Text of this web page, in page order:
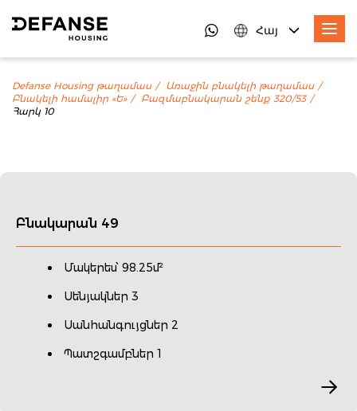
Հայ
Defanse Housing թաղամաս
Առաջին բնակելի թաղամաս
Բնակելի համալիր «Ե»
Բազմաբնակարան շենք 320/53
Հարկ 10
Բնակարան 49
Մակերես՝ 98.25մ²
Սենյակներ 3
Սանհանգույցներ 2
Պատշգամբներ 1